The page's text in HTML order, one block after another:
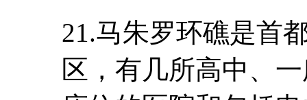
21.马朱罗环礁是首
区，有几所高中、